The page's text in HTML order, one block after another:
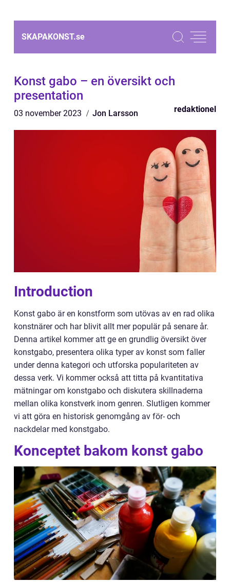
SKAPAKONST.se
Konst gabo – en översikt och
presentation
03 november 2023 Jon Larsson redaktionel
Introduction
Konst gabo är en konstform som utövas av en rad olika
konstnärer och har blivit allt mer populär på senare år.
Denna artikel kommer att ge en grundlig översikt över
konstgabo, presentera olika typer av konst som faller
under denna kategori och utforska populariteten av
dessa verk. Vi kommer också att titta på kvantitativa
mätningar om konstgabo och diskutera skillnaderna
mellan olika konstverk inom genren. Slutligen kommer
vi att göra en historisk genomgång av för- och
nackdelar med konstgabo.
Konceptet bakom konst gabo